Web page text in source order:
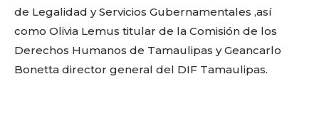
de Legalidad y Servicios Gubernamentales ,así
como Olivia Lemus titular de la Comisión de los
Derechos Humanos de Tamaulipas y Geancarlo
Bonetta director general del DIF Tamaulipas.